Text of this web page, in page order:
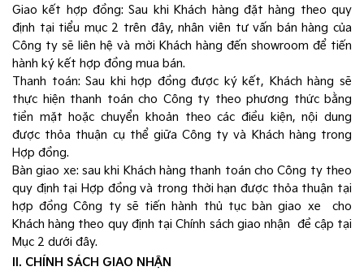
Giao kết hợp đồng: Sau khi Khách hàng đặt hàng theo quy
định tại tiểu mục 2 trên đây, nhân viên tư vấn bán hàng của
Công ty sẽ liên hệ và mời Khách hàng đến showroom để tiến
hành ký kết hợp đồng mua bán.
Thanh toán: Sau khi hợp đồng được ký kết, Khách hàng sẽ
thực hiện thanh toán cho Công ty theo phương thức bằng
tiền mặt hoặc chuyển khoản theo các điều kiện, nội dung
được thỏa thuận cụ thể giữa Công ty và Khách hàng trong
Hợp đồng.
Bàn giao xe: sau khi Khách hàng thanh toán cho Công ty theo
quy định tại Hợp đồng và trong thời hạn được thỏa thuận tại
hợp đồng Công ty sẽ tiến hành thủ tục bàn giao xe cho
Khách hàng theo quy định tại Chính sách giao nhận đề cập tại
Mục 2 dưới đây.
II. CHÍNH SÁCH GIAO NHẬN